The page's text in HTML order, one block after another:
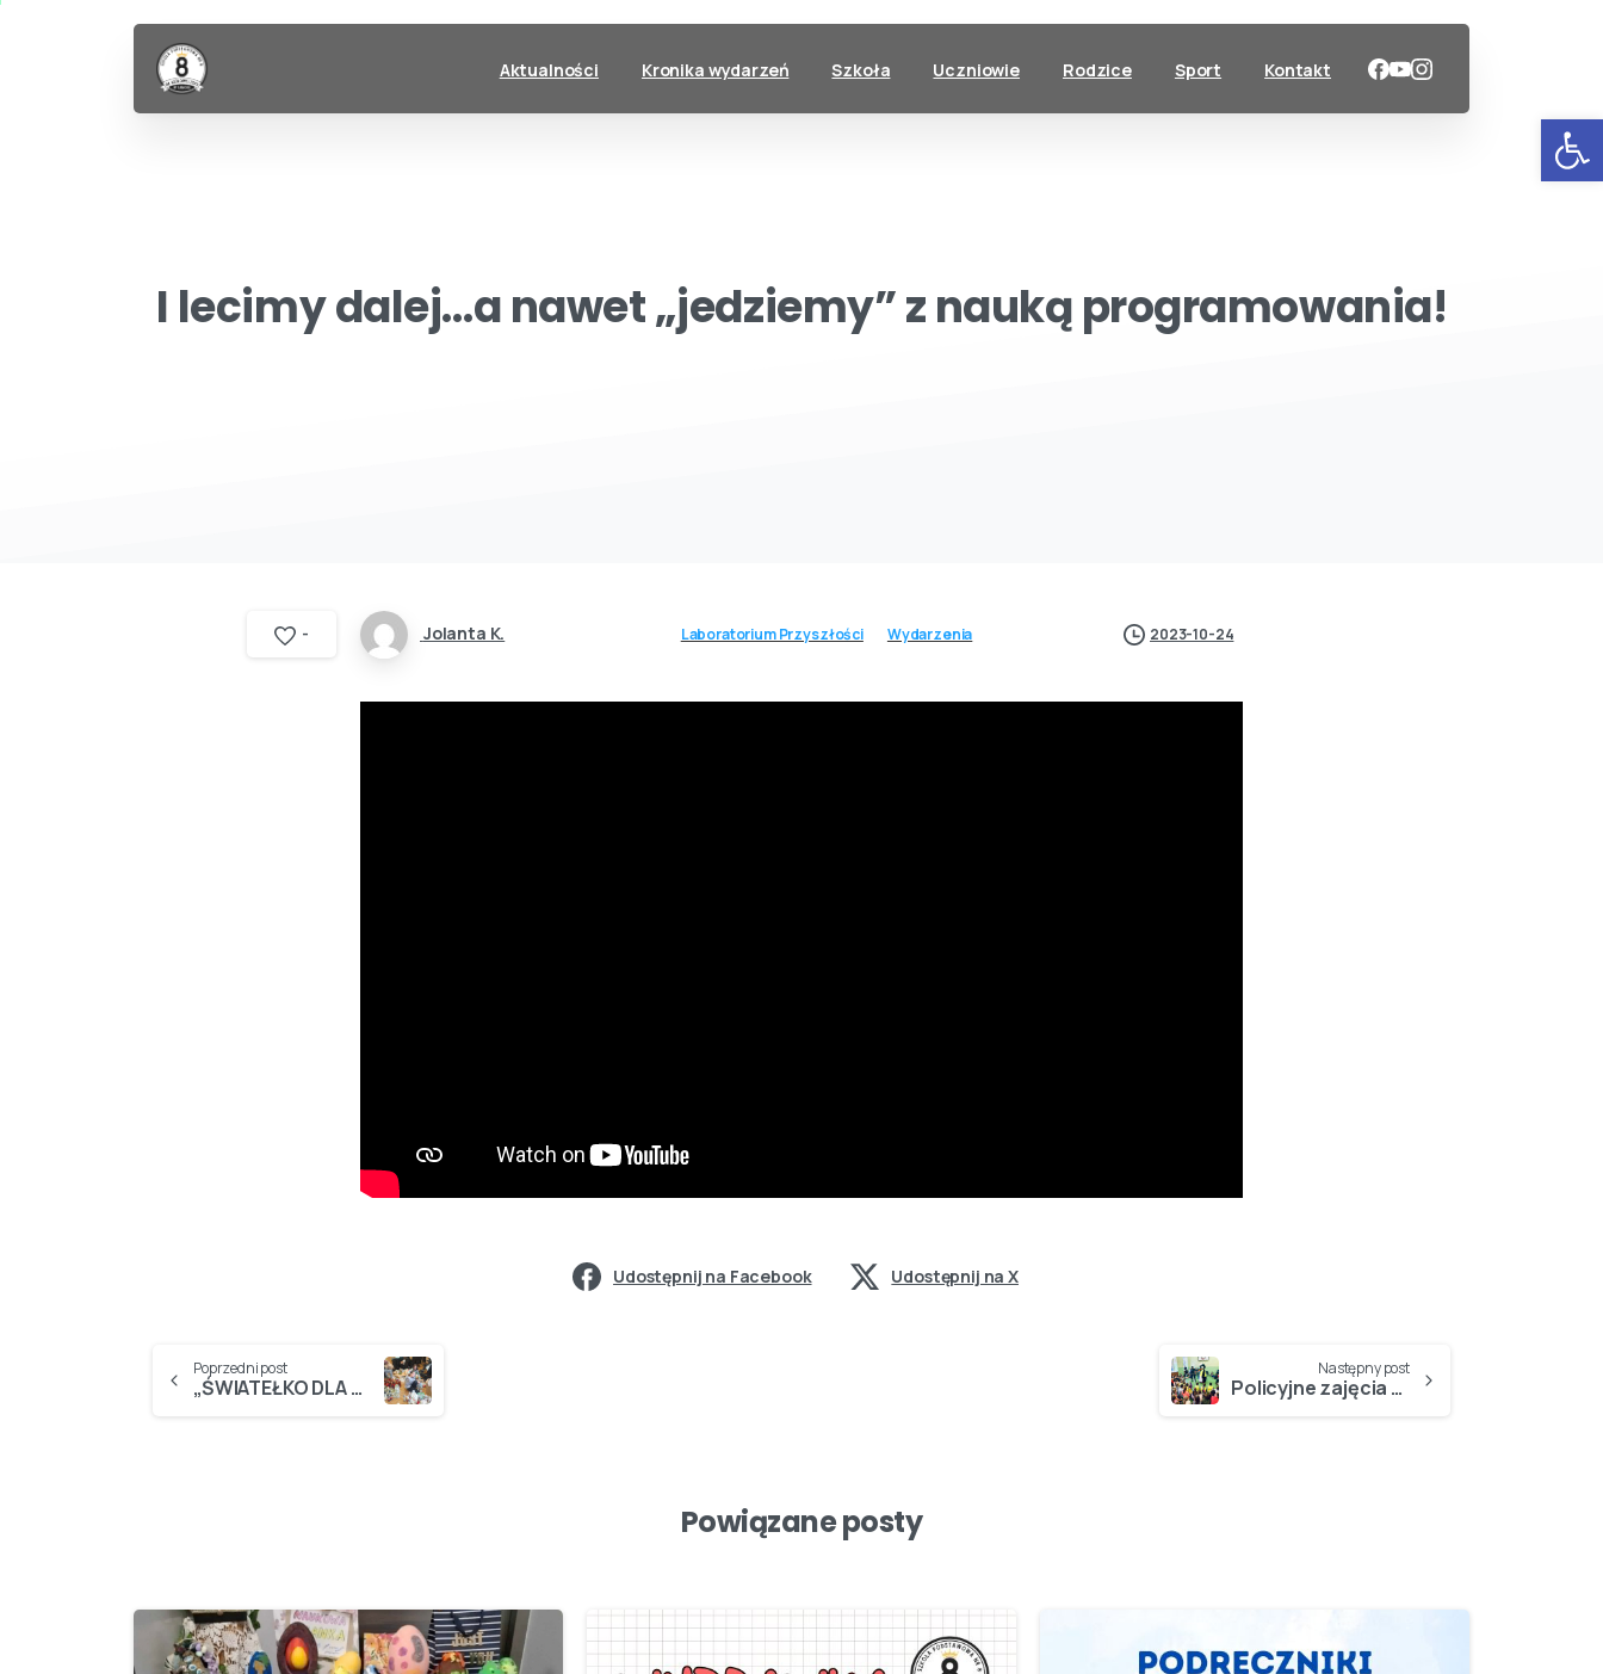
Aktualności Kronika wydarzeń Szkoła Uczniowie Rodzice Sport Kontakt
I lecimydalej…anawet„jedziemy”znaukąprogramowania!
- Jolanta K. Laboratorium Przyszłości Wydarzenia 2023-10-24
Udostępnij na Facebook Udostępnij na X
Poprzedni post
„ŚWIATEŁKO DLA ŁYCZAKOWA” – podsumowanie akcji…
Następny post
Policyjne zajęcia w ramach akcji „Odblaskowa Szkoła”
Powiązane posty